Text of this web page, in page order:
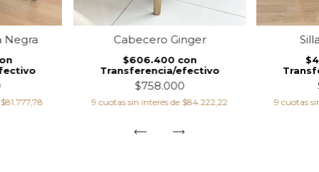
Negra
$81.777,78
Cabecero Ginger
$758.000
$606.400 con
Transferencia/efectivo
9 cuotas sin interés de $84.222,22 9 cuotas